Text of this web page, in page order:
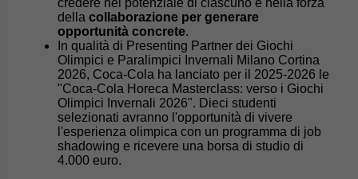
credere nel potenziale di ciascuno e nella forza
della collaborazione per generare
opportunità concrete.
In qualità di Presenting Partner dei Giochi
Olimpici e Paralimpici Invernali Milano Cortina
2026, Coca-Cola ha lanciato per il 2025-2026 le
"Coca-Cola Horeca Masterclass: verso i Giochi
Olimpici Invernali 2026". Dieci studenti
selezionati avranno l'opportunità di vivere
l'esperienza olimpica con un programma di job
shadowing e ricevere una borsa di studio di
4.000 euro.